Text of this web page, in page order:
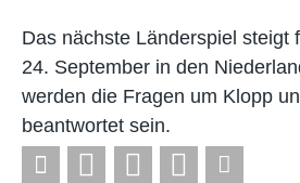
Das nächste Länderspiel steigt
24. September in den
werden die Fragen um Klopp
beantwortet sein.